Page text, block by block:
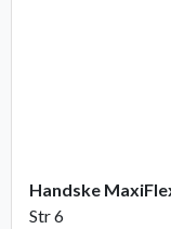
Str 6